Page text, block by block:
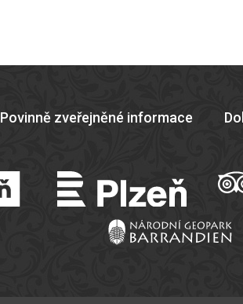
Povinně zveřejněné informace